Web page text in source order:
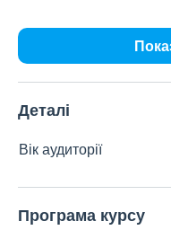
Деталі
Вік аудиторії
Програма курсу